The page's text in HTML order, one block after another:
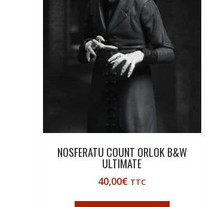
NOSFERATU COUNT ORLOK B&W
ULTIMATE
40,00€ TTC